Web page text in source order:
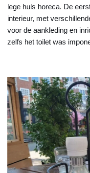
lege huls horeca. De
interieur, met
voor de aankleding en
zelfs het toilet was